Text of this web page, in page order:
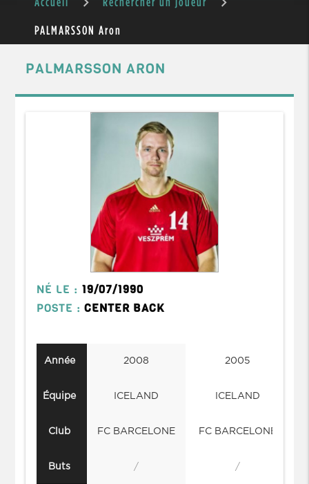
PALMARSSON Aron
PALMARSSON ARON
NÉ LE : 19/07/1990
POSTE :CENTER BACK
Année
Équipe
Club
Buts
2008
ICELAND
FC BARCELONE
/
2005
ICELAND
FC BARCELONE
/